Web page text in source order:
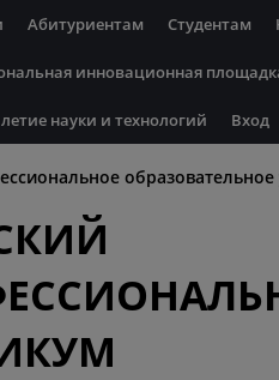
Абитуриентам Студентам
инновационная
науки и технологий Вход